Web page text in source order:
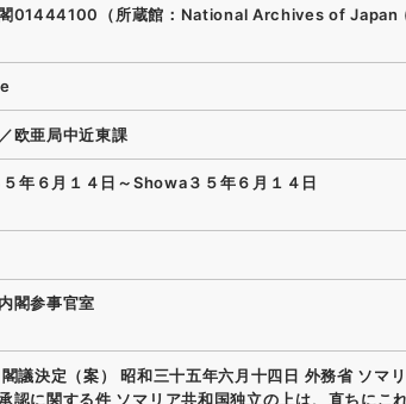
01444100（所蔵館：National Archives of Japan
欧亜局中近東課
年６月１４日～Showa３５年６月１４日
閣参事官室
閣議決定（案） 昭和三十五年六月十四日 外務省 ソマ
認に関する件 ソマリア共和国独立の上は、直ちにこ